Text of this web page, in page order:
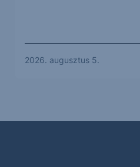
2026. augusztus 5.